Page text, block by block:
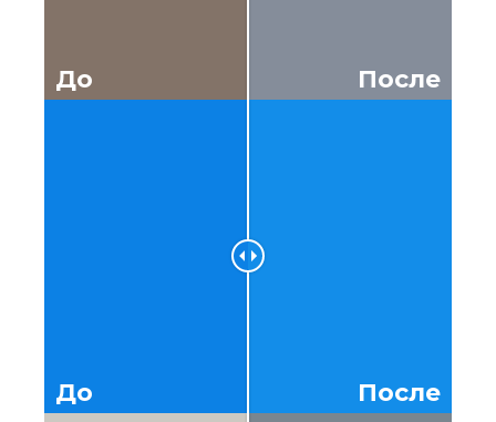
До После
До После